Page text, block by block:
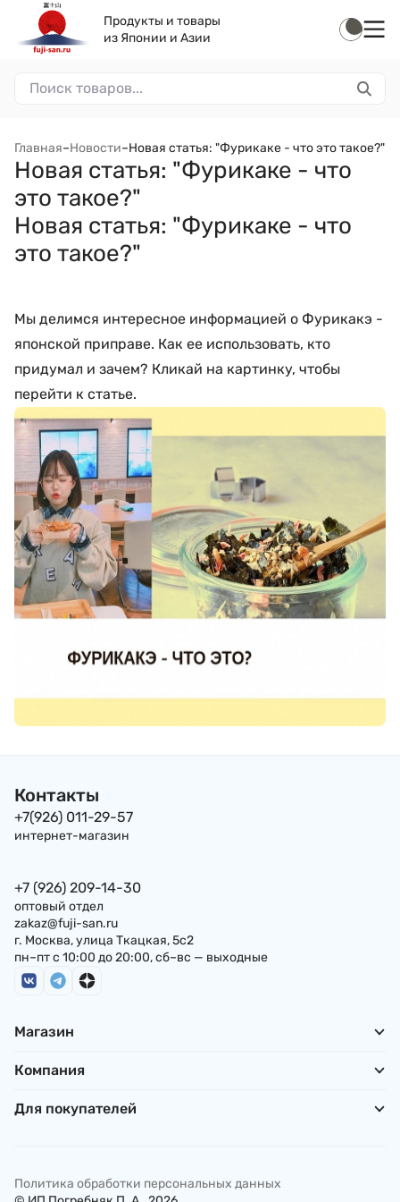
Продукты и товары
из Японии и Азии
Главная–Новости–Новая статья: "Фурикаке - что это такое?"
Новая статья: "Фурикаке - что
это такое?"
Новая статья: "Фурикаке - что
это такое?"
Мы делимся интересное информацией о Фурикакэ -
японской приправе. Как ее использовать, кто
придумал и зачем? Кликай на картинку, чтобы
перейти к статье.
Контакты
+7(926) 011-29-57
интернет-магазин
+7 (926) 209-14-30
оптовый отдел
zakaz@fuji-san.ru
г. Москва, улица Ткацкая, 5с2
пн–пт с 10:00 до 20:00, сб–вс — выходные
Магазин
Компания
Для покупателей
Политика обработки персональных данных